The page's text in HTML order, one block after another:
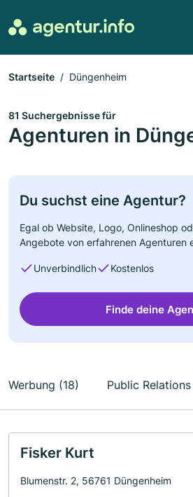
Startseite Düngenheim
81 Suchergebnisse für
Agenturen in
Du suchst eine Agentur?
Egal ob Website, Logo, Onlineshop
Angebote von erfahrenen Agenturen
Unverbindlich Kostenlos
Finde deine
Werbung (18) Public
Fisker Kurt
Blumenstr. 2, 56761 Düngenheim